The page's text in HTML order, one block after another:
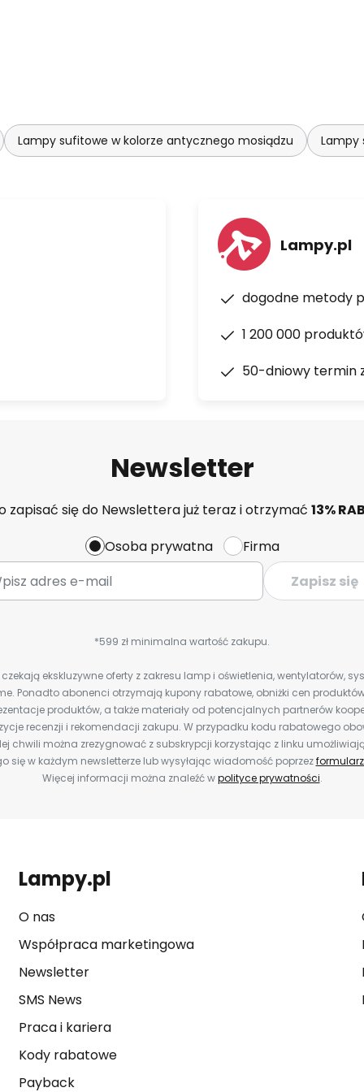
Lampy sufitowe w kolorze antycznego mosiądzu Lampy
Lampy.pl
dogodne metody
1 200 000
50-dniowy termin
Newsletter
zapisać się do Newslettera już teraz i otrzymać 13%
Osoba prywatna
Firma
Zapisz się
*599 zł minimalna wartość zakupu.
ekskluzywne oferty z zakresu lamp i oświetlenia, wentylatorów,
Ponadto abonenci otrzymają kupony rabatowe, obniżki cen
produktów, a także materiały od potencjalnych partnerów
recenzji i rekomendacji zakupu. W przypadku kodu rabatowego
chwili można zrezygnować z subskrypcji korzystając z linku
się w każdym newsletterze lub wysyłając wiadomość poprzez
Więcej informacji można znaleźć wpolityce prywatności.
Lampy.pl
O nas
Współpraca marketingowa
Newsletter
SMS News
Praca i kariera
Kody rabatowe
Payback